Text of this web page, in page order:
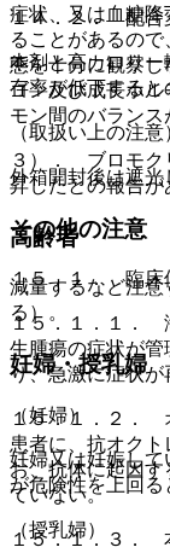
１４．２． 配合
本剤と高カロリ
存率が低下する
（取扱い上の注意
外箱開封後は遮
その他の注意
１５．１． 臨床
１５．１．１．
生腫瘍の症状が
り、急激に症状が
１５．１．２．
患者に、抗オク
お、抗体に起因
ていない。
１５．１．３．
症状、又は血糖
ることがあるの
態を十分に観察
ゴン及び成長ホ
モン間のバランス
３）． ブロモク
昇したとの報告が
高齢者
減量するなど注
る）。
妊婦・授乳婦
（妊婦）
妊婦又は妊娠し
が危険性を上回る
（授乳婦）